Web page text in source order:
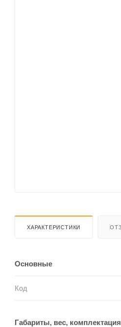
ХАРАКТЕРИСТИКИ
Основные
Код
Габариты, вес, комплектация